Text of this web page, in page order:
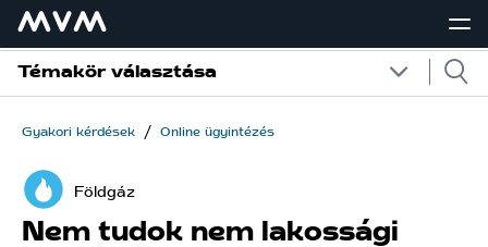
Témakör választása
Gyakori kérdések / Online ügyintézés
Földgáz
Nem tudok nem lakossági